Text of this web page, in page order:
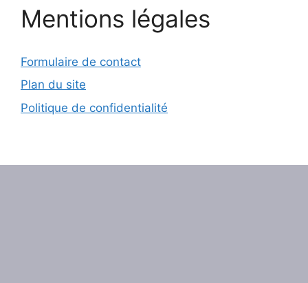
Mentions légales
Formulaire de contact
Plan du site
Politique de confidentialité